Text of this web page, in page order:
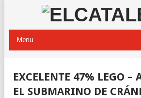
Menu
EXCELENTE 47% LEGO –
EL SUBMARINO DE